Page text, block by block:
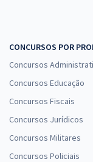
CONCURSOS POR
Concursos
Concursos Educação
Concursos Fiscais
Concursos Jurídicos
Concursos Militares
Concursos Policiais